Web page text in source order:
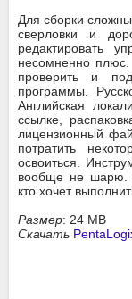
Для сборки
сверловки и
редактировать
несомненно
проверить и
программы.
Английская
ссылке,
лицензионный
потратить
освоиться.
вообще не шарю.
кто хочет
Размер: 24 MB
Скачать